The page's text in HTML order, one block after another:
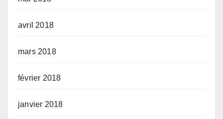
avril 2018
mars 2018
février 2018
janvier 2018